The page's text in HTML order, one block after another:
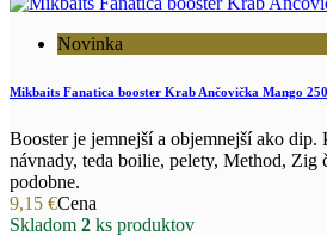
Novinka
Mikbaits Fanatica booster Krab Ančovička Mango
Booster je jemnejší a objemnejší ako dip.
návnady, teda boilie, pelety, Method, Zig
podobne.
9,15 €Cena
Skladom 2 ks produktov